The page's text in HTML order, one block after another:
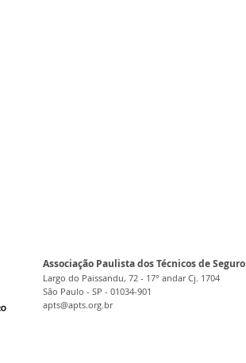
Associação Paulista dos Técnicos de Seguro
Largo do Paissandu, 72 - 17° andar Cj. 1704
São Paulo - SP - 01034-901
apts@apts.org.br